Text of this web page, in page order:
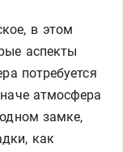
в этом
аспекты
потребуется
атмосфера
замке,
как